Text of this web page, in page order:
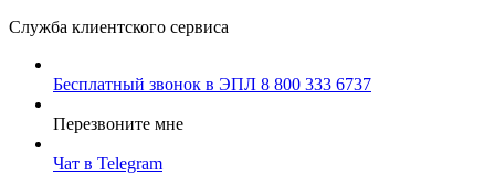
Служба клиентского сервиса
Бесплатный звонок в ЭПЛ 8 800 333 6737
Перезвоните мне
Чат в Telegram